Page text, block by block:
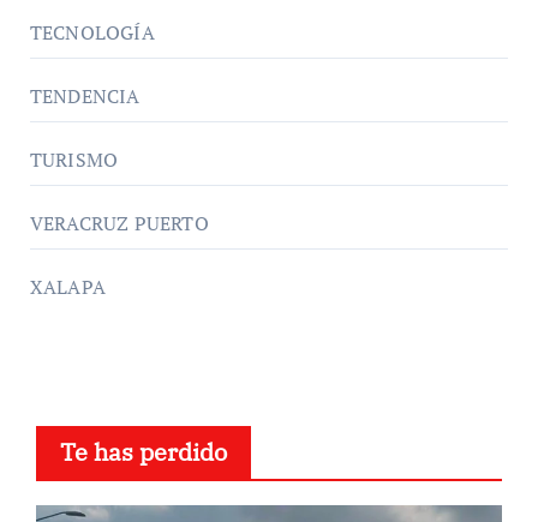
TECNOLOGÍA
TENDENCIA
TURISMO
VERACRUZ PUERTO
XALAPA
Te has perdido